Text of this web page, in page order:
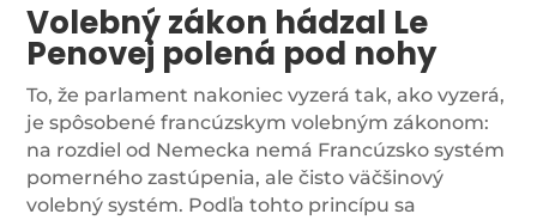
Volebný zákon hádzal Le
Penovej polená pod nohy
To, že parlament nakoniec vyzerá tak, ako vyzerá,
je spôsobené francúzskym volebným zákonom:
na rozdiel od Nemecka nemá Francúzsko systém
pomerného zastúpenia, ale čisto väčšinový
volebný systém. Podľa tohto princípu sa